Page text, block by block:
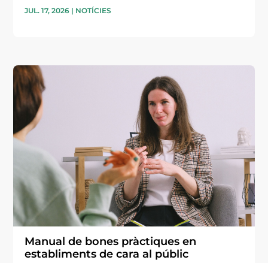
JUL. 17, 2026 | NOTÍCIES
Manual de bones pràctiques en
establiments de cara al públic